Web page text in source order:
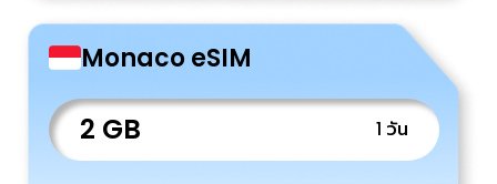
Monaco eSIM
2 GB 1 วัน